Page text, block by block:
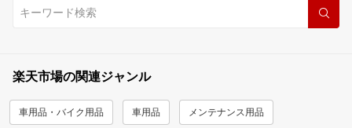
楽天市場の関連ジャンル
車用品・バイク用品 車用品 メンテナンス用品